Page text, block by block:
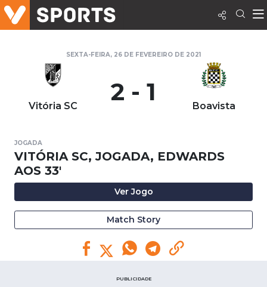
SEXTA-FEIRA, 26 DE FEVEREIRO DE 2021
Vitória SC 2 - 1 Boavista
JOGADA
VITÓRIA SC, JOGADA, EDWARDS
AOS 33'
Ver Jogo
Match Story
PUBLICIDADE